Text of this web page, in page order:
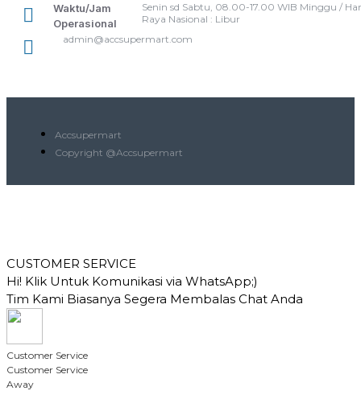
Waktu/Jam
Operasional
Senin sd Sabtu, 08.00-17.00 WIB Minggu /
Raya Nasional : Libur
admin@accsupermart.com
Accsupermart
Copyright @Accsupermart
CUSTOMER SERVICE
Hi! Klik Untuk Komunikasi via WhatsApp;)
Tim Kami Biasanya Segera Membalas Chat Anda
Customer Service
Customer Service
Away